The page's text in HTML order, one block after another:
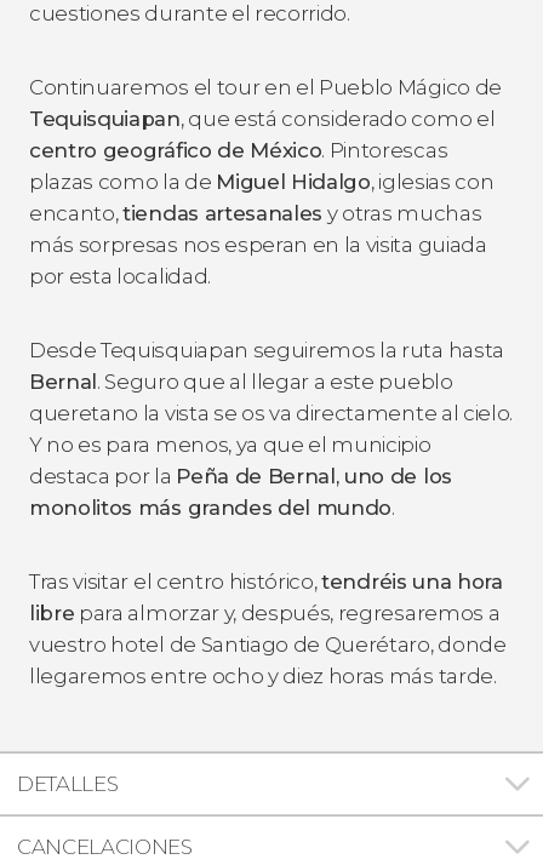
cuestiones durante el recorrido.
Continuaremos el tour en el Pueblo Mágico de
Tequisquiapan, que está considerado como el
centro geográfico de México. Pintorescas
plazas como la de Miguel Hidalgo, iglesias con
encanto,tiendas artesanales y otras muchas
más sorpresas nos esperan en la visita guiada
por esta localidad.
Desde Tequisquiapan seguiremos la ruta hasta
Bernal . Seguro que al llegar a este pueblo
queretano la vista se os va directamente al cielo.
Y no es para menos, ya que el municipio
destaca por la Peña de Bernal , uno de los
monolitos más grandes del mundo.
Tras visitar el centro histórico,tendréis una hora
libre para almorzar y, después, regresaremos a
vuestro hotel de Santiago de Querétaro, donde
llegaremos entre ocho y diez horas más tarde.
DETALLES
CANCELACIONES